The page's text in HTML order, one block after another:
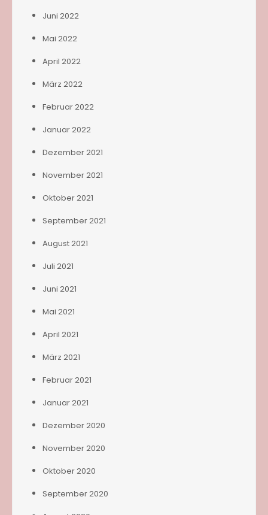
Juni 2022
Mai 2022
April 2022
März 2022
Februar 2022
Januar 2022
Dezember 2021
November 2021
Oktober 2021
September 2021
August 2021
Juli 2021
Juni 2021
Mai 2021
April 2021
März 2021
Februar 2021
Januar 2021
Dezember 2020
November 2020
Oktober 2020
September 2020